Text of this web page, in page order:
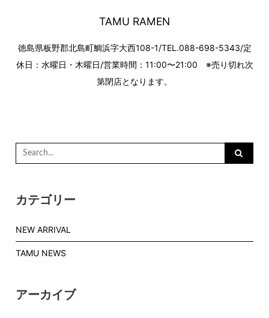
TAMU RAMEN
徳島県板野郡北島町鯛浜字大西108-1/TEL.088-698-5343/定
休日：水曜日・木曜日/営業時間：11:00〜21:00 ※売り切れ次
第閉店となります。
Search
for:
カテゴリー
NEW ARRIVAL
TAMU NEWS
アーカイブ